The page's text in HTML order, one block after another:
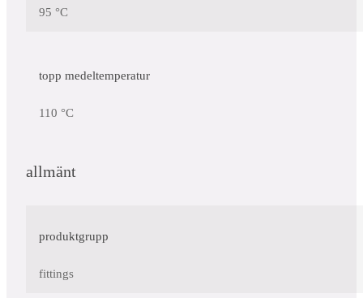
95 °C
topp medeltemperatur
110 °C
allmänt
produktgrupp
fittings